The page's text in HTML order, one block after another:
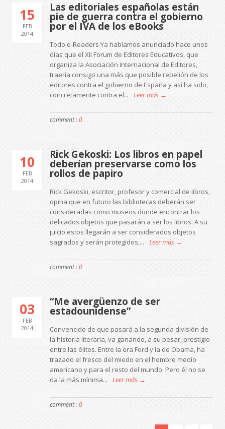
15
FEB
2014
Las editoriales españolas están
pie de guerra contra el gobierno
por el IVA de los eBooks
Todo e-Readers Ya habíamos anunciado hace unos
días que el XII Forum de Editores Educativos, que
organiza la Asociación Internacional de Editores,
traería consigo una más que posible rebelión de los
editores contra el gobierno de España y así ha sido,
concretamente contra el...
Leer más →
comment :0
10
FEB
2014
Rick Gekoski: Los libros en papel
deberían preservarse como los
rollos de papiro
Rick Gekoski, escritor, profesor y comercial de libros,
opina que en futuro las bibliotecas deberán ser
consideradas como museos donde encontrar los
delicados objetos que pasarán a ser los libros. A su
juicio estos llegarán a ser considerados objetos
sagrados y serán protegidos,...
Leer más →
comment :0
03
FEB
2014
“Me avergüenzo de ser
estadounidense”
Convencido de que pasará a la segunda división de
la historia literaria, va ganando, a su pesar, prestigio
entre las élites. Entre la era Ford y la de Obama, ha
trazado el fresco del miedo en el hombre medio
americano y para el resto del mundo. Pero él no se
da la más mínima...
Leer más →
comment :0